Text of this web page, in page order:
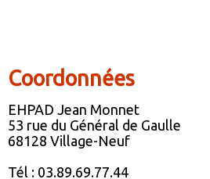
Coordonnées
EHPAD Jean Monnet
53 rue du Général de Gaulle
68128 Village-Neuf
Tél : 03.89.69.77.44